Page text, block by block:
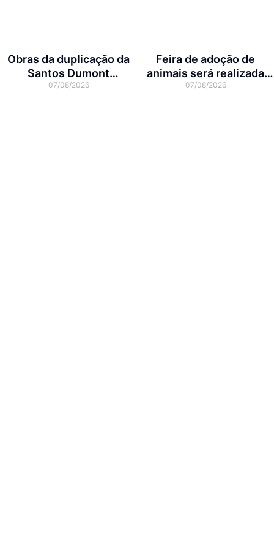
Obras da duplicação da
Santos Dumont
interditam cruzamento
07/08/2026
Feira de adoção de
animais será realizada
neste domingo na Arena
07/08/2026